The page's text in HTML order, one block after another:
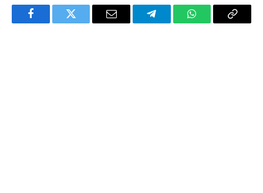
FacebookTwitter Email TelegramWhatsAppCopy